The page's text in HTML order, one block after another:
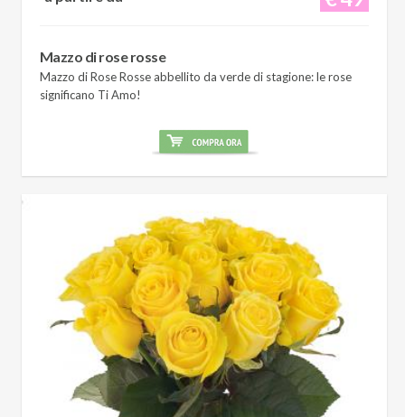
Mazzo di rose rosse
Mazzo di Rose Rosse abbellito da verde di stagione: le rose
significano Ti Amo!